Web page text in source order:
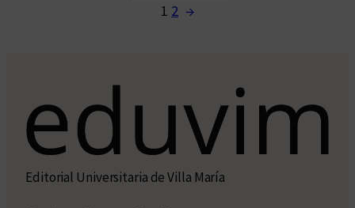
1 2 →
Editorial Universitaria de Villa María